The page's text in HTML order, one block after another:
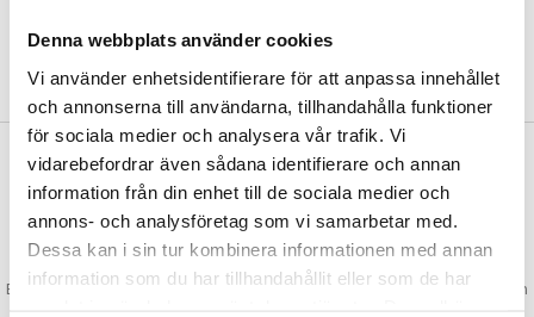
Denna webbplats använder cookies
Vi använder enhetsidentifierare för att anpassa innehållet
och annonserna till användarna, tillhandahålla funktioner
för sociala medier och analysera vår trafik. Vi
vidarebefordrar även sådana identifierare och annan
information från din enhet till de sociala medier och
annons- och analysföretag som vi samarbetar med.
Dessa kan i sin tur kombinera informationen med annan
information som du har tillhandahållit eller som de har
SKAPA KUND
VAD KOSTAR FRAKTEN?
Vi erbjuder fri frakt från 350 kr. Vår gräns för fraktfri leverans bestäms
utifån vilken avdelning du handlar från. Läs mer här »
SNABBA LEVERANSER
Beställningar lagda före 14:00 (gäller varor i lager) skickas normalt ut från